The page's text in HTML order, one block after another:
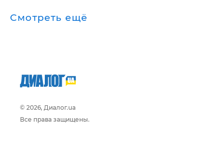
Смотреть ещё
© 2026, Диалог.ua
Все права защищены.